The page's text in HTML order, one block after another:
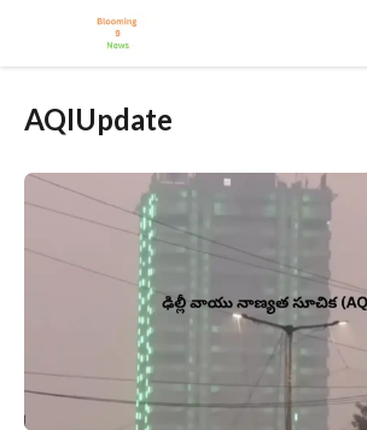
content
AQIUpdate